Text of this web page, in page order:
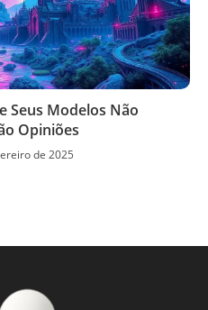
Seus Modelos Não
Opiniões
de 2025